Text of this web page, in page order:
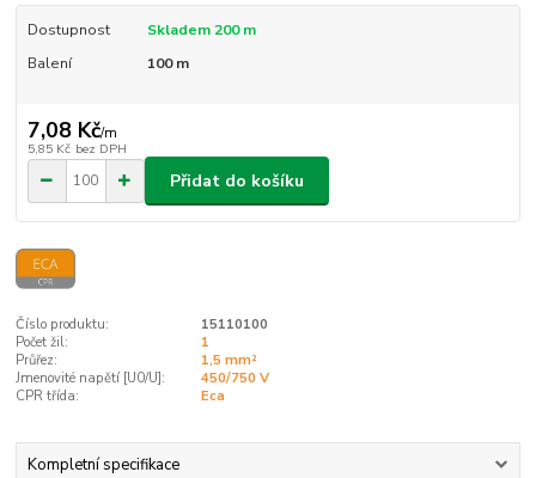
Dostupnost
Skladem 200 m
Balení
100 m
7,08 Kč/m
5,85 Kč bez DPH
Přidat do košíku
Číslo produktu:
15110100
Počet žil:
1
Průřez:
1,5 mm²
Jmenovité napětí [U0/U]:
450/750 V
CPR třída:
Eca
Kompletní specifikace